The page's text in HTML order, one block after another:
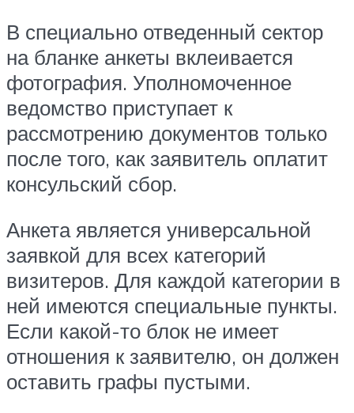
В специально отведенный сектор
на бланке анкеты вклеивается
фотография. Уполномоченное
ведомство приступает к
рассмотрению документов только
после того, как заявитель оплатит
консульский сбор.
Анкета является универсальной
заявкой для всех категорий
визитеров. Для каждой категории в
ней имеются специальные пункты.
Если какой-то блок не имеет
отношения к заявителю, он должен
оставить графы пустыми.